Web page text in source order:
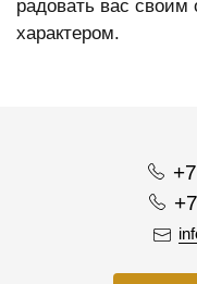
радовать вас
характером.